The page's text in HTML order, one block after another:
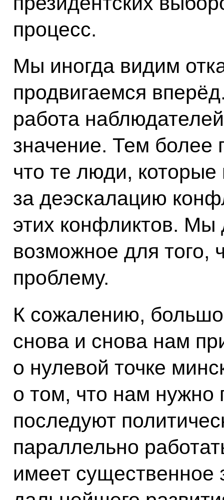
процесс.
Мы иногда видим
продвигаемся
работа
значение. Тем более
что те люди,
за деэскалацию
этих конфликтов. Мы
возможное для того,
проблему.
К сожалению,
снова и снова нам
о нулевой точке
о том, что нам нужно
последуют
параллельно
имеет существенное